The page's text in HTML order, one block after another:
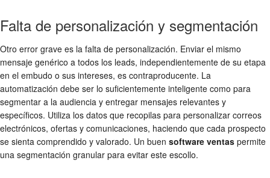
Falta de personalización y segmentación
Otro error grave es la falta de personalización. Enviar el mismo
mensaje genérico a todos los leads, independientemente de su etapa
en el embudo o sus intereses, es contraproducente. La
automatización debe ser lo suficientemente inteligente como para
segmentar a la audiencia y entregar mensajes relevantes y
específicos. Utiliza los datos que recopilas para personalizar correos
electrónicos, ofertas y comunicaciones, haciendo que cada prospecto
se sienta comprendido y valorado. Un buen software ventas permite
una segmentación granular para evitar este escollo.